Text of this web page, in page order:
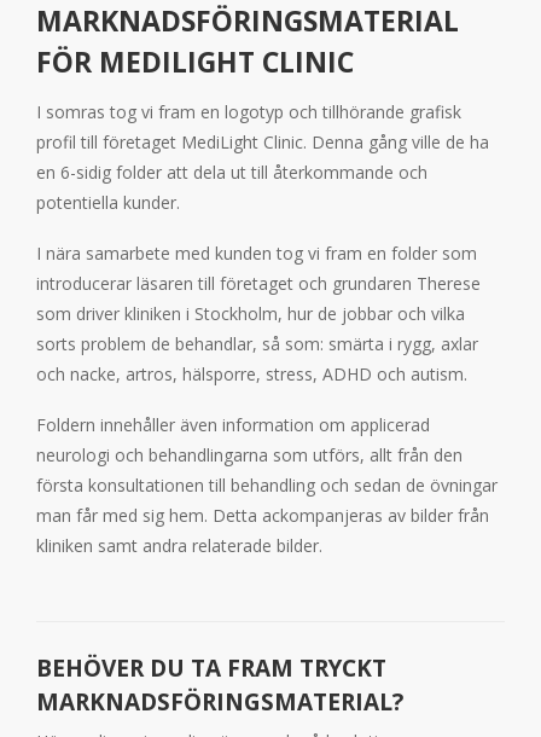
MARKNADSFÖRINGSMATERIAL
FÖR MEDILIGHT CLINIC
I somras tog vi fram en logotyp och tillhörande grafisk
profil till företaget MediLight Clinic. Denna gång ville de ha
en 6-sidig folder att dela ut till återkommande och
potentiella kunder.
I nära samarbete med kunden tog vi fram en folder som
introducerar läsaren till företaget och grundaren Therese
som driver kliniken i Stockholm, hur de jobbar och vilka
sorts problem de behandlar, så som: smärta i rygg, axlar
och nacke, artros, hälsporre, stress, ADHD och autism.
Foldern innehåller även information om applicerad
neurologi och behandlingarna som utförs, allt från den
första konsultationen till behandling och sedan de övningar
man får med sig hem. Detta ackompanjeras av bilder från
kliniken samt andra relaterade bilder.
BEHÖVER DU TA FRAM TRYCKT
MARKNADSFÖRINGSMATERIAL?